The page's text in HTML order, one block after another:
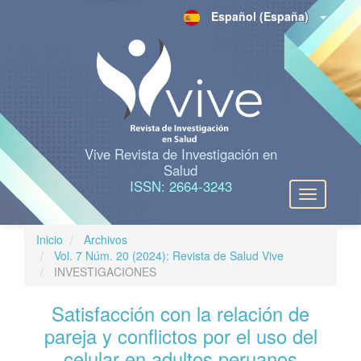
n
r
n
Español (España)
Vive Revista de Investigación en
Salud
ISSN: 2664-3243
Toggle
navigation
Inicio
Archivos
Vol. 7 Núm. 20 (2024): Revista de Salud Vive
INVESTIGACIONES
Satisfacción con la relación de
pareja y conflictos por el uso del